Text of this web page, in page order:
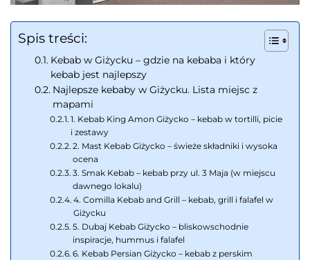
Spis treści:
Kebab w Giżycku – gdzie na kebaba i który
kebab jest najlepszy
Najlepsze kebaby w Giżycku. Lista miejsc z
mapami
1. Kebab King Amon Giżycko – kebab w tortilli, picie
i zestawy
2. Mast Kebab Giżycko – świeże składniki i wysoka
ocena
3. Smak Kebab – kebab przy ul. 3 Maja (w miejscu
dawnego lokalu)
4. Comilla Kebab and Grill – kebab, grill i falafel w
Giżycku
5. Dubaj Kebab Giżycko – bliskowschodnie
inspiracje, hummus i falafel
6. Kebab Persian Giżycko – kebab z perskim